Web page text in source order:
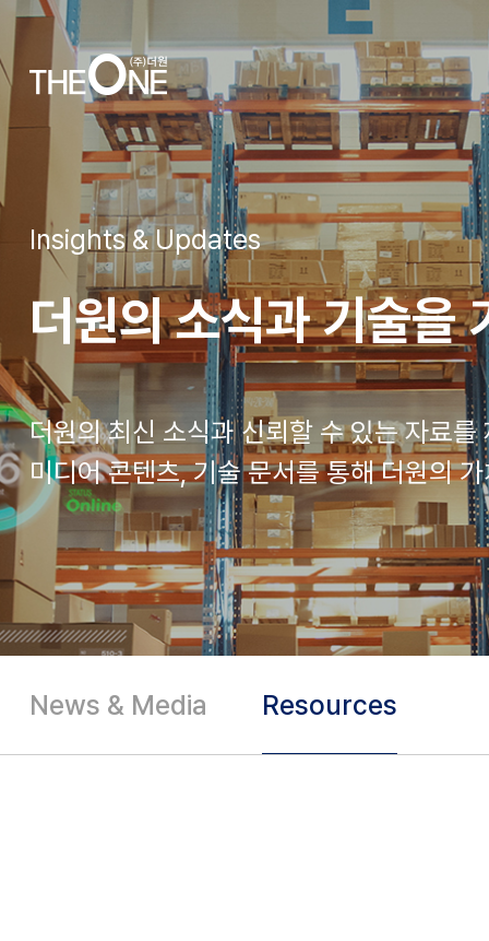
Insights & Updates
더원의 소식과 기술을
더원의 최신 소식과 신뢰할 수 있는 자료를
미디어 콘텐츠, 기술 문서를 통해 더원의
News & Media Resources